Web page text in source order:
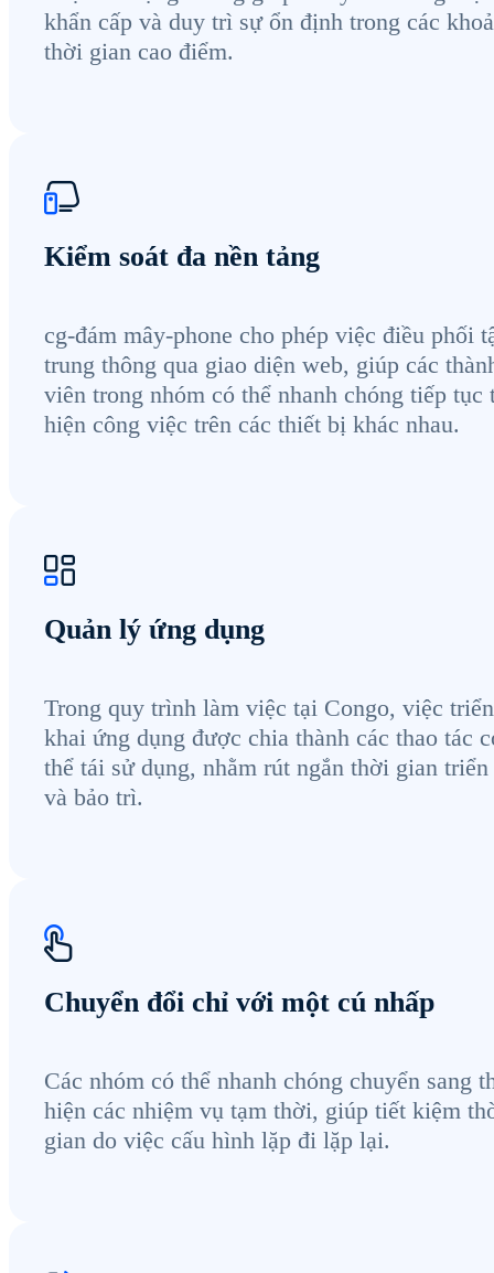
khẩn cấp và duy trì sự ổn định trong các
thời gian cao điểm.
Kiểm soát đa nền tảng
cg-đám mây-phone cho phép việc điều phối
trung thông qua giao diện web, giúp các
viên trong nhóm có thể nhanh chóng tiếp tục
hiện công việc trên các thiết bị khác nhau.
Quản lý ứng dụng
Trong quy trình làm việc tại Congo, việc triển
khai ứng dụng được chia thành các thao tác
thể tái sử dụng, nhằm rút ngắn thời gian
và bảo trì.
Chuyển đổi chỉ với một cú nhấp
Các nhóm có thể nhanh chóng chuyển sang
hiện các nhiệm vụ tạm thời, giúp tiết kiệm
gian do việc cấu hình lặp đi lặp lại.